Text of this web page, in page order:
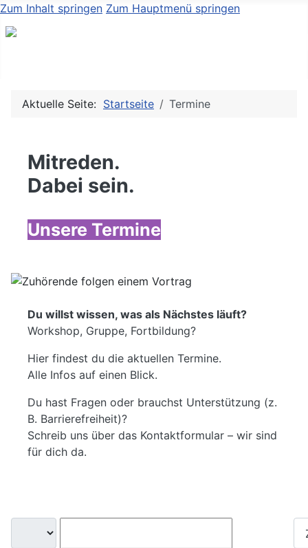
Zum Inhalt springen Zum Hauptmenü springen
Aktuelle Seite: Startseite Termine
Mitreden.
Dabei sein.
Unsere Termine
Du willst wissen, was als Nächstes läuft?
Workshop, Gruppe, Fortbildung?
Hier findest du die aktuellen Termine.
Alle Infos auf einen Blick.
Du hast Fragen oder brauchst Unterstützung (z.
B. Barrierefreiheit)?
Schreib uns über das Kontaktformular – wir sind
für dich da.